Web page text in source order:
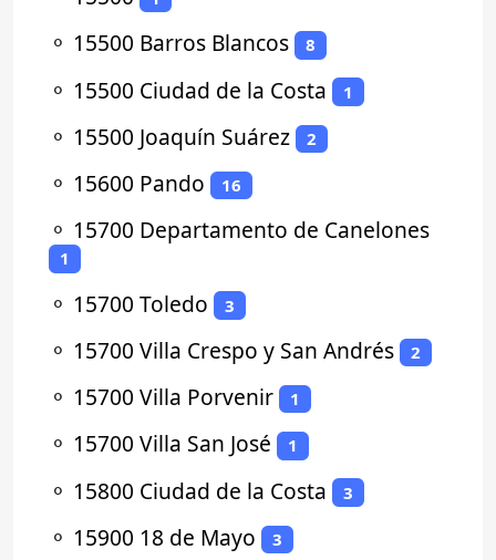
⚬ 15500 Barros Blancos 8
⚬ 15500 Ciudad de la Costa 1
⚬ 15500 Joaquín Suárez 2
⚬ 15600 Pando 16
⚬ 15700 Departamento de Canelones
1
⚬ 15700 Toledo 3
⚬ 15700 Villa Crespo y San Andrés 2
⚬ 15700 Villa Porvenir 1
⚬ 15700 Villa San José 1
⚬ 15800 Ciudad de la Costa 3
⚬ 15900 18 de Mayo 3